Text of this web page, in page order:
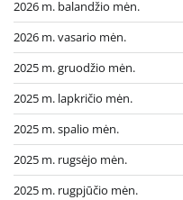
2026 m. balandžio mėn.
2026 m. vasario mėn.
2025 m. gruodžio mėn.
2025 m. lapkričio mėn.
2025 m. spalio mėn.
2025 m. rugsėjo mėn.
2025 m. rugpjūčio mėn.